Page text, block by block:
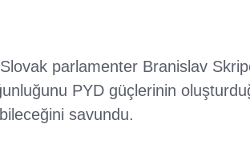
parlamenter Branislav
PYD güçlerinin
savundu.